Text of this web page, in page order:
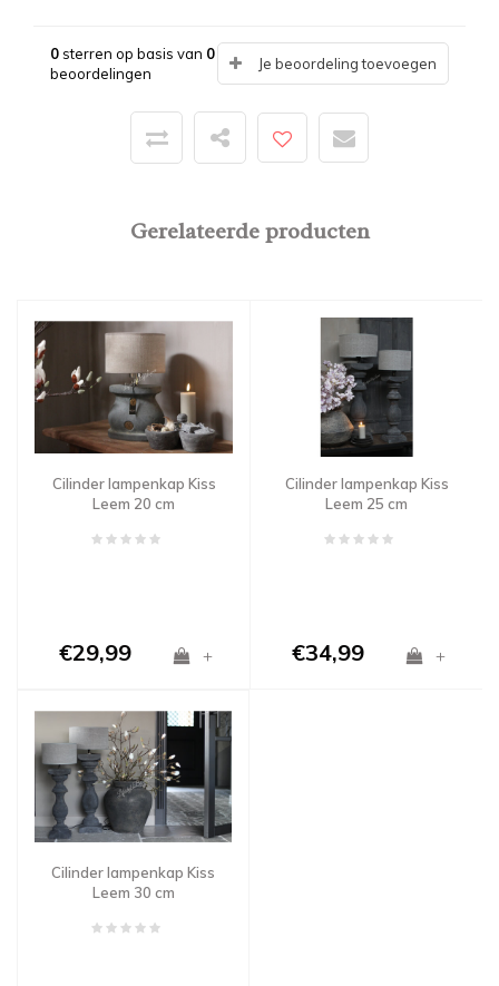
0sterren op basis van 0
beoordelingen
Je beoordeling toevoegen
Gerelateerde producten
Cilinder lampenkap Kiss
Leem 20 cm
€29,99 +
Cilinder lampenkap Kiss
Leem 25 cm
€34,99 +
Cilinder lampenkap Kiss
Leem 30 cm